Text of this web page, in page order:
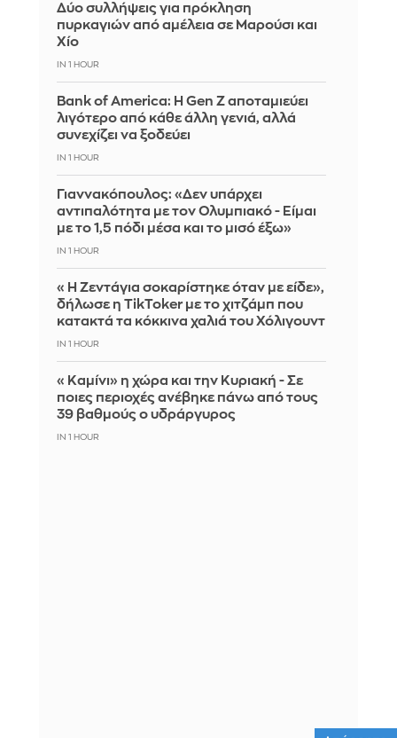
Δύο συλλήψεις για πρόκληση
πυρκαγιών από αμέλεια σε Μαρούσι και
Χίο
IN 1 HOUR
Bank of America: Η Gen Z αποταμιεύει
λιγότερο από κάθε άλλη γενιά, αλλά
συνεχίζει να ξοδεύει
IN 1 HOUR
Γιαννακόπουλος: «Δεν υπάρχει
αντιπαλότητα με τον Ολυμπιακό - Είμαι
με το 1,5 πόδι μέσα και το μισό έξω»
IN 1 HOUR
«Η Ζεντάγια σοκαρίστηκε όταν με είδε»,
δήλωσε η TikToker με το χιτζάμπ που
κατακτά τα κόκκινα χαλιά του Χόλιγουντ
IN 1 HOUR
«Καμίνι» η χώρα και την Κυριακή - Σε
ποιες περιοχές ανέβηκε πάνω από τους
39 βαθμούς ο υδράργυρος
IN 1 HOUR